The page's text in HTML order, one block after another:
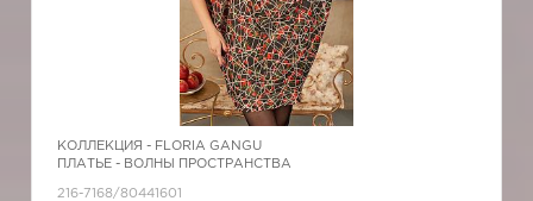
КОЛЛЕКЦИЯ - FLORIA GANGU
ПЛАТЬЕ - ВОЛНЫ ПРОСТРАНСТВА
216-7168/80441601